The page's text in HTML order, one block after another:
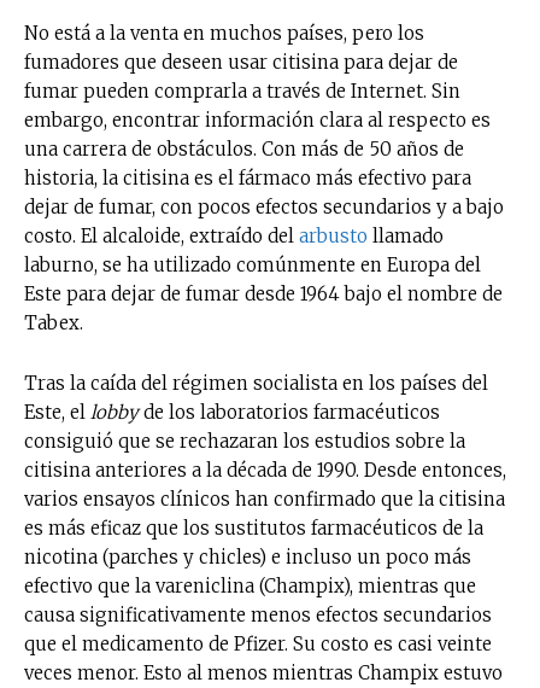
No está a la venta en muchos países, pero los
fumadores que deseen usar citisina para dejar de
fumar pueden comprarla a través de Internet. Sin
embargo, encontrar información clara al respecto es
una carrera de obstáculos. Con más de 50 años de
historia, la citisina es el fármaco más efectivo para
dejar de fumar, con pocos efectos secundarios y a bajo
costo. El alcaloide, extraído del arbusto llamado
laburno, se ha utilizado comúnmente en Europa del
Este para dejar de fumar desde 1964 bajo el nombre de
Tabex.
Tras la caída del régimen socialista en los países del
Este, el lobbyde los laboratorios farmacéuticos
consiguió que se rechazaran los estudios sobre la
citisina anteriores a la década de 1990. Desde entonces,
varios ensayos clínicos han confirmado que la citisina
es más eficaz que los sustitutos farmacéuticos de la
nicotina (parches y chicles) e incluso un poco más
efectivo que la vareniclina (Champix), mientras que
causa significativamente menos efectos secundarios
que el medicamento de Pfizer. Su costo es casi veinte
veces menor. Esto al menos mientras Champix estuvo